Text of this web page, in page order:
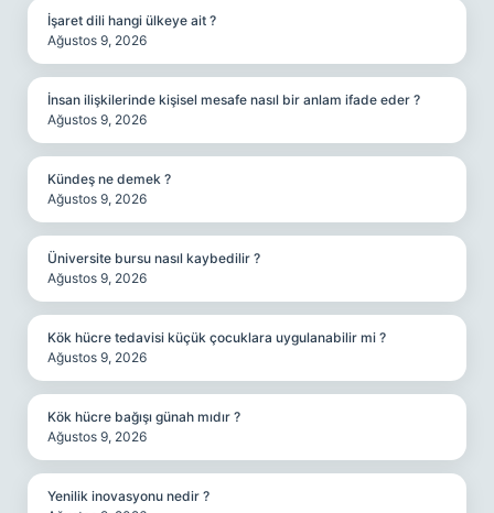
İşaret dili hangi ülkeye ait ?
Ağustos 9, 2026
İnsan ilişkilerinde kişisel mesafe nasıl bir anlam ifade eder ?
Ağustos 9, 2026
Kündeş ne demek ?
Ağustos 9, 2026
Üniversite bursu nasıl kaybedilir ?
Ağustos 9, 2026
Kök hücre tedavisi küçük çocuklara uygulanabilir mi ?
Ağustos 9, 2026
Kök hücre bağışı günah mıdır ?
Ağustos 9, 2026
Yenilik inovasyonu nedir ?